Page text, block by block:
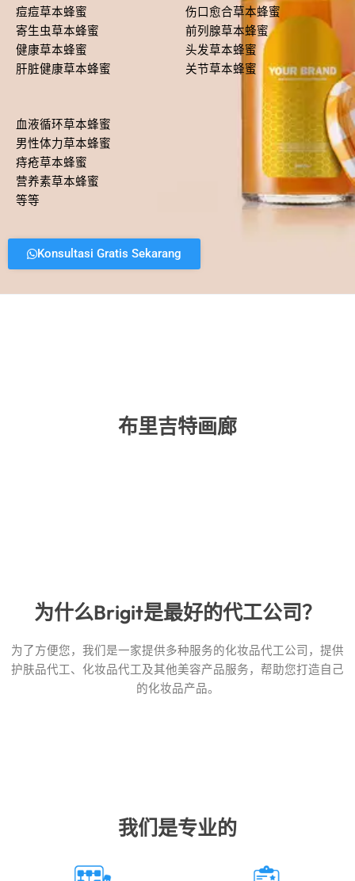
痘痘草本蜂蜜
寄生虫草本蜂蜜
健康草本蜂蜜
肝脏健康草本蜂蜜
伤口愈合草本蜂蜜
前列腺草本蜂蜜
头发草本蜂蜜
关节草本蜂蜜
血液循环草本蜂蜜
男性体力草本蜂蜜
痔疮草本蜂蜜
营养素草本蜂蜜
等等
Konsultasi Gratis Sekarang
布里吉特画廊
为什么Brigit是最好的代工公司？
为了方便您，我们是一家提供多种服务的化妆品代工公司，提供
护肤品代工、化妆品代工及其他美容产品服务，帮助您打造自己
的化妆品产品。
我们是专业的